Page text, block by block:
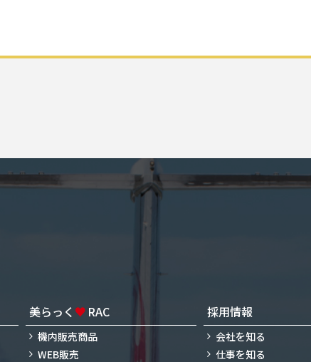
美らっく ♥ RAC
機内販売商品
WEB販売
採用情報
会社を知る
仕事を知る